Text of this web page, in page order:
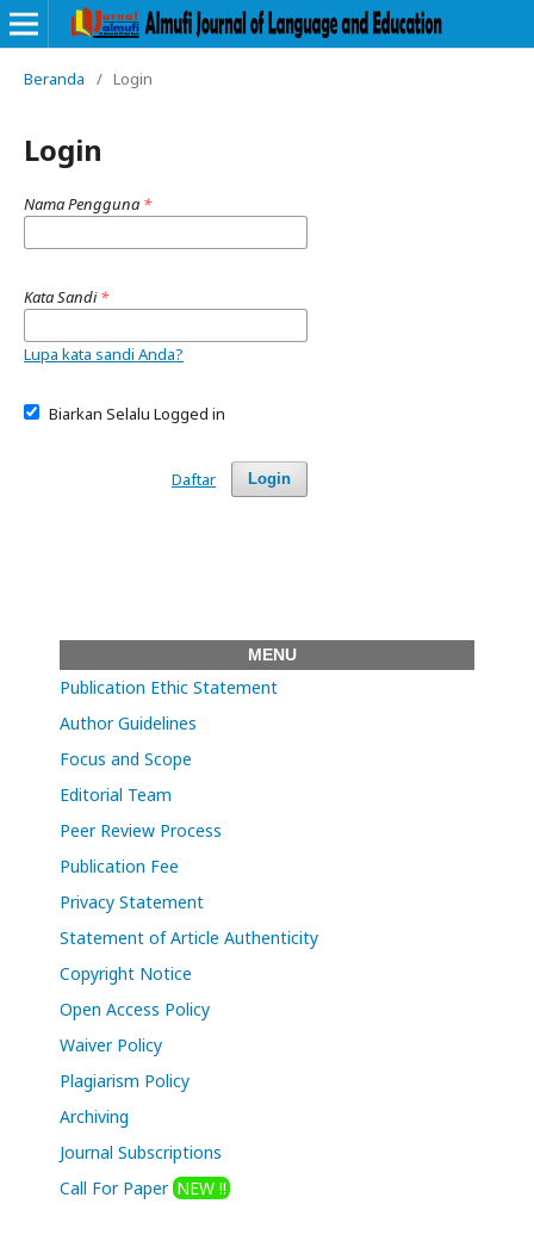
Beranda / Login
Login
Nama Pengguna *
Kata Sandi*
Lupa kata sandi Anda?
Biarkan Selalu Logged in
Login
Daftar
MENU
Publication Ethic Statement
Author Guidelines
Focus and Scope
Editorial Team
Peer Review Process
Publication Fee
Privacy Statement
Statement of Article Authenticity
Copyright Notice
Open Access Policy
Waiver Policy
Plagiarism Policy
Archiving
Journal Subscriptions
Call For Paper NEW !!